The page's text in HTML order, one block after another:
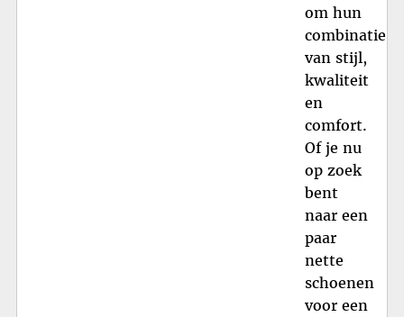
om hun
combinatie
van stijl,
kwaliteit
en
comfort.
Of je nu
op zoek
bent
naar een
paar
nette
schoenen
voor een